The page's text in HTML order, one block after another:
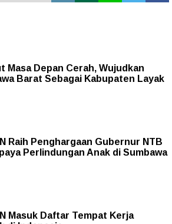
Masa Depan Cerah, Wujudkan
Barat Sebagai Kabupaten Layak
Raih Penghargaan Gubernur NTB
Perlindungan Anak di Sumbawa
Masuk Daftar Tempat Kerja